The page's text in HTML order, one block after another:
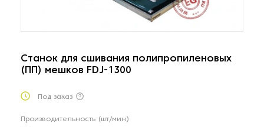
Станок для сшивания полипропиленовых
(ПП) мешков FDJ-1300
Под заказ
Производительность (шт/мин)